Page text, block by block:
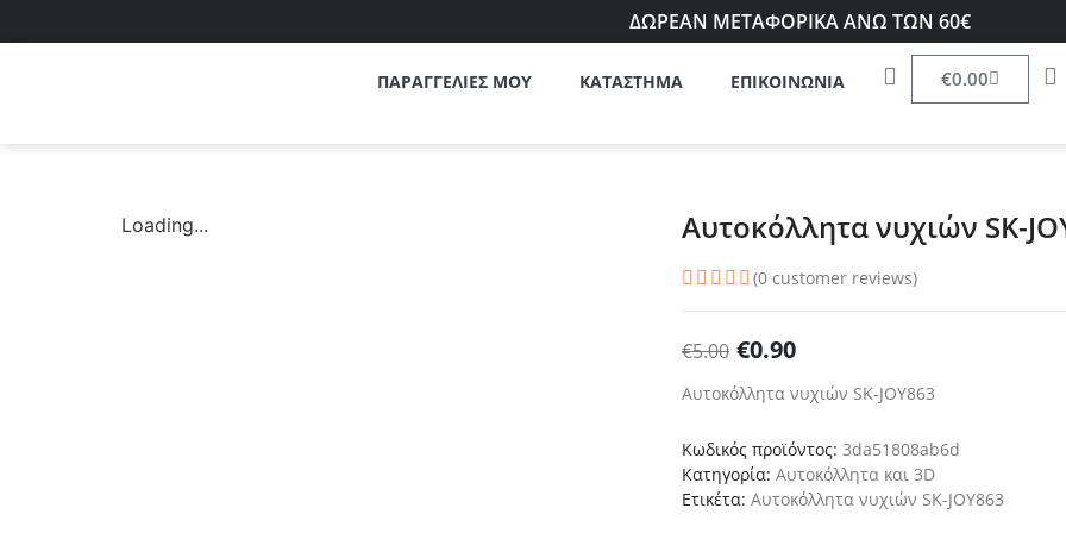
ΔΩΡΕΑΝ ΜΕΤΑΦΟΡΙΚΑ ΑΝΩ ΤΩΝ 60€
ΠΑΡΑΓΓΕΛΙΕΣ ΜΟΥ ΚΑΤΑΣΤΗΜΑ ΕΠΙΚΟΙΝΩΝΙΑ €0.00
Loading... Αυτοκόλλητα νυχιών SK-
(0 customer reviews)
€5.00 €0.90
Αυτοκόλλητα νυχιών SK-JOY863
Κωδικός προϊόντος: 3da51808ab6d
Κατηγορία: Αυτοκόλλητα και 3D
Ετικέτα: Αυτοκόλλητα νυχιών SK-JOY863